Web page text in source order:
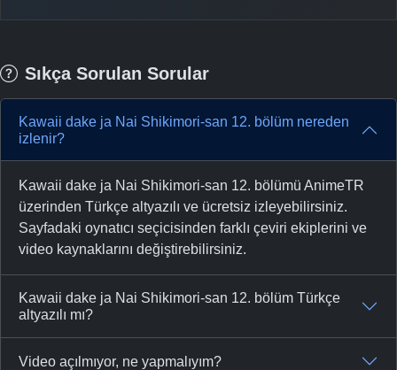
Sıkça Sorulan Sorular
Kawaii dake ja Nai Shikimori-san 12. bölüm nereden
izlenir?
Kawaii dake ja Nai Shikimori-san 12. bölümü AnimeTR
üzerinden Türkçe altyazılı ve ücretsiz izleyebilirsiniz.
Sayfadaki oynatıcı seçicisinden farklı çeviri ekiplerini ve
video kaynaklarını değiştirebilirsiniz.
Kawaii dake ja Nai Shikimori-san 12. bölüm Türkçe
altyazılı mı?
Video açılmıyor, ne yapmalıyım?